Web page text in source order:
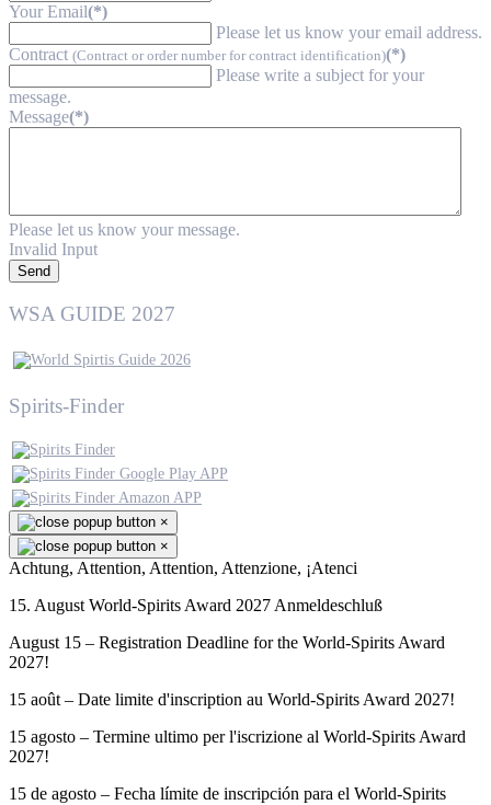
Your Email(*)
Please let us know your email address.
Contract (Contract or order number for contract identification)(*)
Please write a subject for your
message.
Message(*)
Please let us know your message.
Invalid Input
Send
WSA GUIDE 2027
Spirits-Finder
×
×
Achtung, Attention, Attention, Attenzione, ¡Atenci
15. August World-Spirits Award 2027 Anmeldeschluß
August 15 – Registration Deadline for the World-Spirits Award
2027!
15 août – Date limite d'inscription au World-Spirits Award 2027!
15 agosto – Termine ultimo per l'iscrizione al World-Spirits Award
2027!
15 de agosto – Fecha límite de inscripción para el World-Spirits